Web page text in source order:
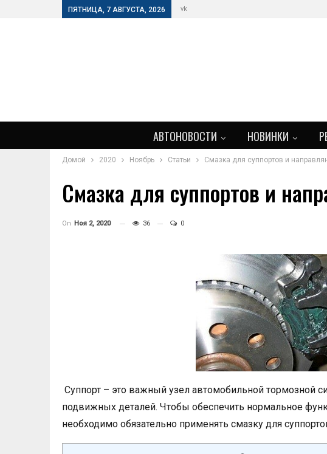
ПЯТНИЦА, 7 АВГУСТА, 2026 vk
АВТОНОВОСТИ НОВИНКИ
Домой 2020 Ноябрь Статьи Смазка для суппортов и
Смазка для суппортов и
On Ноя 2, 2020 36 0
Суппорт – это важный узел автомобильной тормозной
подвижных деталей. Чтобы обеспечить нормальное
необходимо обязательно применять смазку для